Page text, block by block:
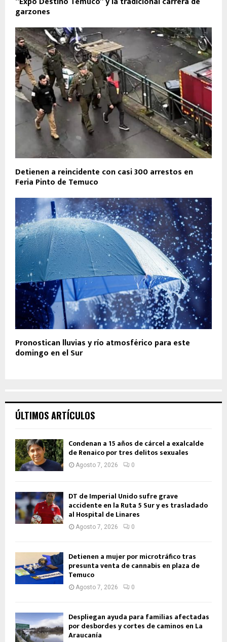
garzones
Detienen a reincidente con casi 300 arrestos en
Feria Pinto de Temuco
Pronostican lluvias y río atmosférico para este
domingo en el Sur
ÚLTIMOS ARTÍCULOS
Condenan a 15 años de cárcel a exalcalde
de Renaico por tres delitos sexuales
Agosto 7, 2026 0
DT de Imperial Unido sufre grave
accidente en la Ruta 5 Sur y es trasladado
al Hospital de Linares
Agosto 7, 2026 0
Detienen a mujer por microtráfico tras
presunta venta de cannabis en plaza de
Temuco
Agosto 7, 2026 0
Despliegan ayuda para familias afectadas
por desbordes y cortes de caminos en La
Araucanía